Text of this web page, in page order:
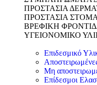
ΠΡΟΣΤΑΣΙΑ
ΠΡΟΣΤΑΣΙΑ
ΒΡΕΦΙΚΗ
ΥΓΕΙΟΝΟΜΙΚΟ
Επιδεσμικό
Μη
Επίδεσμοι